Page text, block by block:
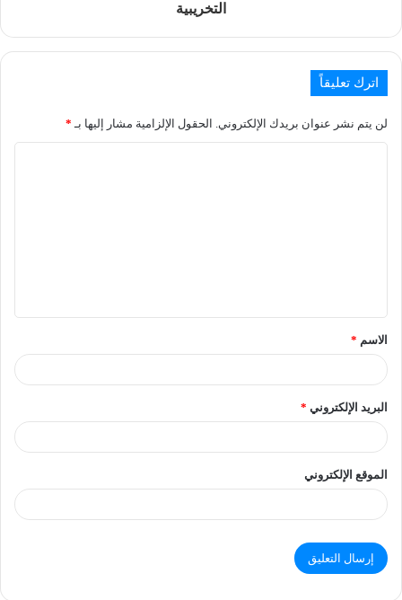
التخريبية
اترك تعليقاً
لن يتم نشر عنوان بريدك الإلكتروني. الحقول الإلزامية مشار إليها بـ *
الاسم *
البريد الإلكتروني *
الموقع الإلكتروني